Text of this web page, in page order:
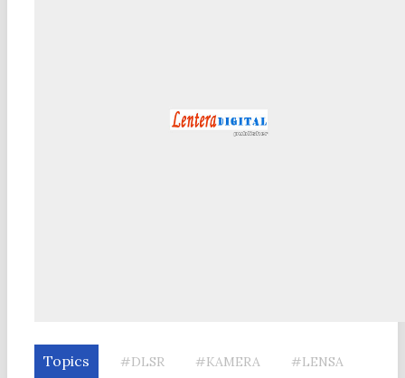
Topics #DLSR #KAMERA #LENSA